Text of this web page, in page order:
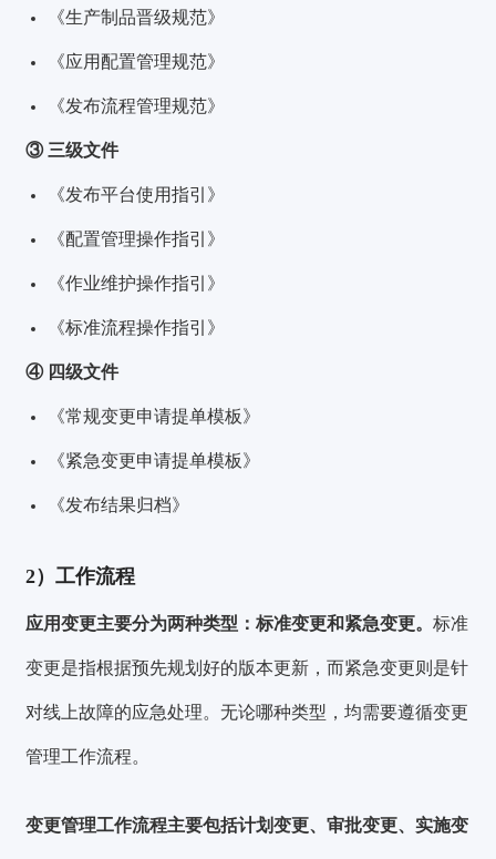
《生产制品晋级规范》
《应用配置管理规范》
《发布流程管理规范》
③ 三级文件
《发布平台使用指引》
《配置管理操作指引》
《作业维护操作指引》
《标准流程操作指引》
④ 四级文件
《常规变更申请提单模板》
《紧急变更申请提单模板》
《发布结果归档》
2）工作流程
应用变更主要分为两种类型：标准变更和紧急变更。标准
变更是指根据预先规划好的版本更新，而紧急变更则是针
对线上故障的应急处理。无论哪种类型，均需要遵循变更
管理工作流程。
变更管理工作流程主要包括计划变更、审批变更、实施变